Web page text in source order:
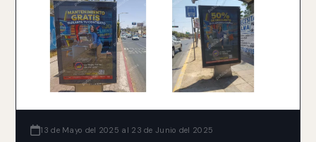
13 de Mayo del 2025 al 23 de Junio del 2025